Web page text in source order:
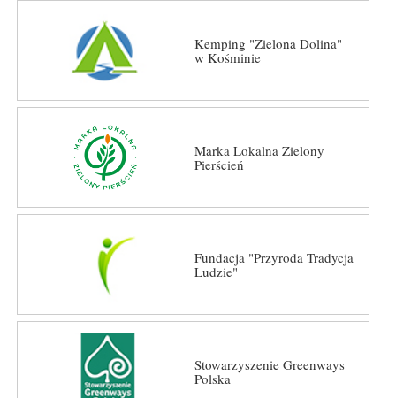
Kemping "Zielona Dolina"
w Kośminie
Marka Lokalna Zielony
Pierścień
Fundacja "Przyroda Tradycja
Ludzie"
Stowarzyszenie Greenways
Polska